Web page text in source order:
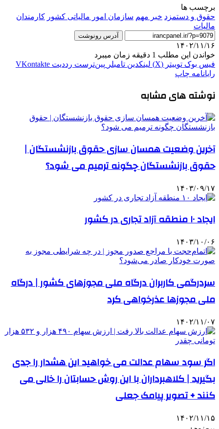
برچسب ها
حقوق و دستمزد خبر مهم سازمان امور مالیاتی کشور کارمندان
مالیات
آدرس رونوشت
۱۴۰۲/۱۱/۱۶
خواندن این مطلب 1 دقیقه زمان میبرد
فیس بوک توییتر (X) لینکدین ‫تامبلر ‫پین‌ترست ‫رددیت ‫VKontakte
رایانامه چاپ
نوشته های مشابه
آخرین وضعیت همسان‌ سازی حقوق بازنشستگان |
حقوق بازنشستگان چگونه ترمیم می‌ شود؟
۱۴۰۳/۰۹/۱۷
ایجاد ۱۰ منطقه آزاد تجاری در کشور
۱۴۰۳/۱۰/۰۶
سردرگمی کاربران درگاه ملی مجوزهای کشور | درگاه
ملی مجوزها عذرخواهی کرد
۱۴۰۲/۱۱/۰۷
اگر سود سهام عدالت می خواهید این هشدار را جدی
بگیرید | کلاهبرداران با این روش حسابتان را خالی می
کنند + تصویر پیامک جعلی
۱۴۰۲/۱۱/۱۵